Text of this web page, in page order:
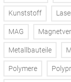
Kunststoff
MAG
Metallbauteile
Polymere